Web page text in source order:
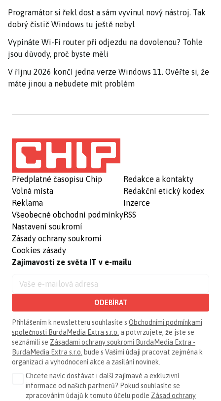
Programátor si řekl dost a sám vyvinul nový nástroj. Tak
dobrý čistič Windows tu ještě nebyl
Vypínáte Wi-Fi router při odjezdu na dovolenou? Tohle
jsou důvody, proč byste měli
V říjnu 2026 končí jedna verze Windows 11. Ověřte si, že
máte jinou a nebudete mít problém
Předplatné časopisu Chip
Volná místa
Reklama
Všeobecné obchodní podmínky
Nastavení soukromí
Zásady ochrany soukromí
Cookies zásady
Redakce a kontakty
Redakční etický kodex
Inzerce
RSS
Zajímavosti ze světa IT v e-mailu
ODEBÍRAT
Přihlášením k newsletteru souhlasíte s Obchodními podmínkami
společnosti BurdaMedia Extra s.r.o. a potvrzujete, že jste se
seznámili se Zásadami ochrany soukromí BurdaMedia Extra -
BurdaMedia Extra s.r.o. bude s Vašimi údaji pracovat zejména k
organizaci a vyhodnocení akce a zasílání novinek.
Chcete navíc dostávat i další zajímavé a exkluzivní
informace od našich partnerů? Pokud souhlasíte se
zpracováním údajů k tomuto účelu podle Zásad ochrany